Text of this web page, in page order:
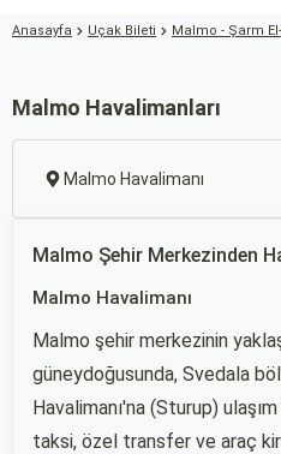
Anasayfa Uçak Bileti Malmo - Şarm
Malmo Havalimanları
Malmo Havalimanı
Malmo Şehir Merkezinden
Malmo Havalimanı
Malmo şehir merkezinin
güneydoğusunda, Svedala
Havalimanı'na (Sturup)
taksi, özel transfer ve araç